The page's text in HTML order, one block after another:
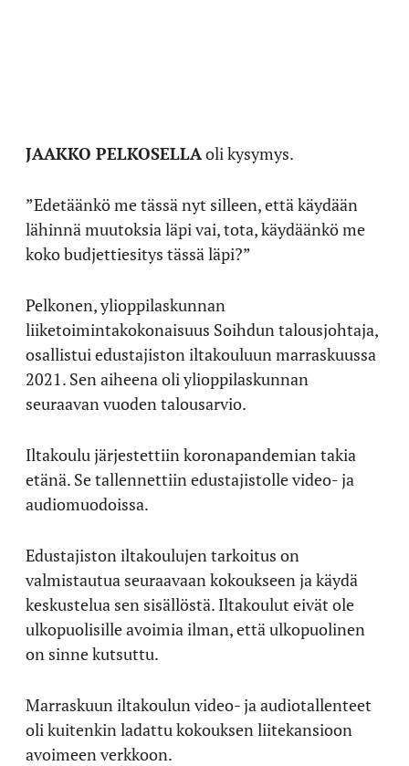
JAAKKO PELKOSELLAoli kysymys.
”Edetäänkö me tässä nyt silleen, että käydään
lähinnä muutoksia läpi vai, tota, käydäänkö me
koko budjettiesitys tässä läpi?”
Pelkonen, ylioppilaskunnan
liiketoimintakokonaisuus Soihdun talousjohtaja,
osallistui edustajiston iltakouluun marraskuussa
2021. Sen aiheena oli ylioppilaskunnan
seuraavan vuoden talousarvio.
Iltakoulu järjestettiin koronapandemian takia
etänä. Se tallennettiin edustajistolle video- ja
audiomuodoissa.
Edustajiston iltakoulujen tarkoitus on
valmistautua seuraavaan kokoukseen ja käydä
keskustelua sen sisällöstä. Iltakoulut eivät ole
ulkopuolisille avoimia ilman, että ulkopuolinen
on sinne kutsuttu.
Marraskuun iltakoulun video- ja audiotallenteet
oli kuitenkin ladattu kokouksen liitekansioon
avoimeen verkkoon.